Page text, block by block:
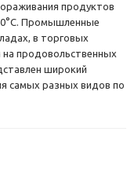
продуктов
Промышленные
в торговых
продовольственных
широкий
самых разных видов по